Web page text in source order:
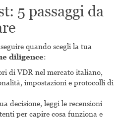
5 passaggi da
quando scegli la tua
diligence:
di VDR nel mercato italiano,
impostazioni e protocolli di
decisione, leggi le recensioni
per capire cosa funziona e